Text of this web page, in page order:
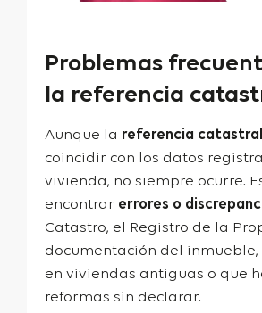
Problemas
la referencia
Aunque la referencia catastral
coincidir con los datos
vivienda, no siempre ocurre.
encontrar errores o
Catastro, el Registro de la
documentación del inmueble,
en viviendas antiguas o que
reformas sin declarar.